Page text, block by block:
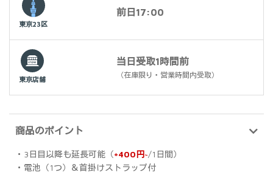
東京23区
前日17:00
東京店舗
当日受取1時間前
（在庫限り・営業時間内受取）
商品のポイント
・3日目以降も延長可能（+400円~/1日間）
・電池（1つ）＆首掛けストラップ付